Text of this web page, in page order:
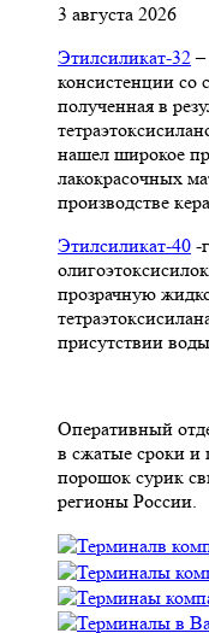
3 августа 2026
Этилсиликат-32–
консистенции со
полученная в
нашел широкое
лакокрасочных
производстве
Этилсиликат-40 -
прозрачную
присутствии воды.
Оперативный
в сжатые сроки
порошок сурик
регионы России.